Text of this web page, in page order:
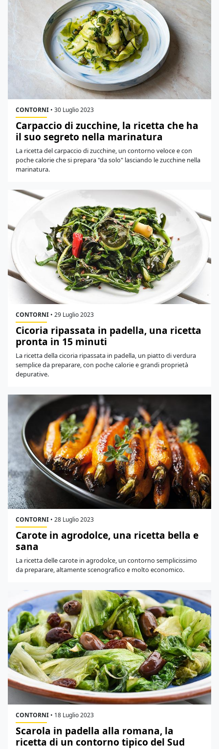
CONTORNI • 30 Luglio 2023
Carpaccio di zucchine, la ricetta che ha
il suo segreto nella marinatura
La ricetta del carpaccio di zucchine, un contorno veloce e con
poche calorie che si prepara "da solo" lasciando le zucchine nella
marinatura.
CONTORNI • 29 Luglio 2023
Cicoria ripassata in padella, una ricetta
pronta in 15 minuti
La ricetta della cicoria ripassata in padella, un piatto di verdura
semplice da preparare, con poche calorie e grandi proprietà
depurative.
CONTORNI • 28 Luglio 2023
Carote in agrodolce, una ricetta bella e
sana
La ricetta delle carote in agrodolce, un contorno semplicissimo
da preparare, altamente scenografico e molto economico.
CONTORNI • 18 Luglio 2023
Scarola in padella alla romana, la
ricetta di un contorno tipico del Sud